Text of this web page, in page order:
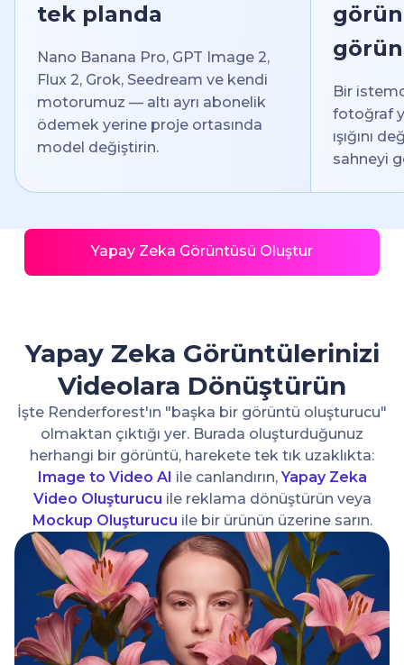
tek planda
Nano Banana Pro, GPT Image 2,
Flux 2, Grok, Seedream ve kendi
motorumuz — altı ayrı abonelik
ödemek yerine proje ortasında
model değiştirin.
Bir
fotoğraf
ışığını
sahneyi
Yapay Zeka Görüntüsü Oluştur
Yapay Zeka Görüntülerinizi
Videolara Dönüştürün
İşte Renderforest'ın "başka bir görüntü oluşturucu"
olmaktan çıktığı yer. Burada oluşturduğunuz
herhangi bir görüntü, harekete tek tık uzaklıkta:
Image to Video AI ile canlandırın,Yapay Zeka
Video Oluşturucu ile reklama dönüştürün veya
Mockup Oluşturucu ile bir ürünün üzerine sarın.